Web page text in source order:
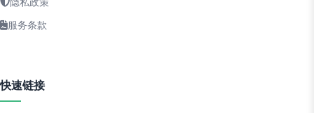
服务条款
快速链接